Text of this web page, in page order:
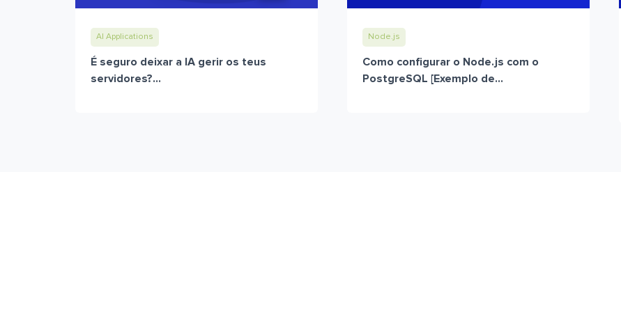
AI Applications
É seguro deixar a IA gerir os teus
servidores?...
Node.js
Como configurar o Node.js com o
PostgreSQL [Exemplo de...